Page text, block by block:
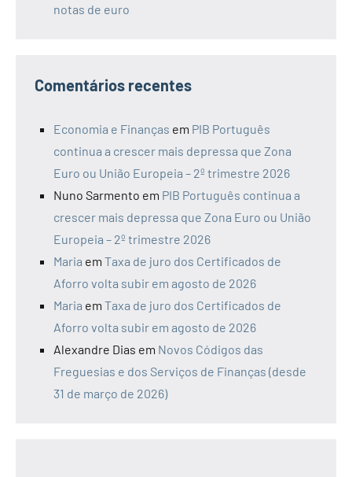
notas de euro
Comentários recentes
Economia e Finanças em PIB Português
continua a crescer mais depressa que Zona
Euro ou União Europeia – 2º trimestre 2026
Nuno Sarmento em PIB Português continua a
crescer mais depressa que Zona Euro ou União
Europeia – 2º trimestre 2026
Maria em Taxa de juro dos Certificados de
Aforro volta subir em agosto de 2026
Maria em Taxa de juro dos Certificados de
Aforro volta subir em agosto de 2026
Alexandre Dias em Novos Códigos das
Freguesias e dos Serviços de Finanças (desde
31 de março de 2026)